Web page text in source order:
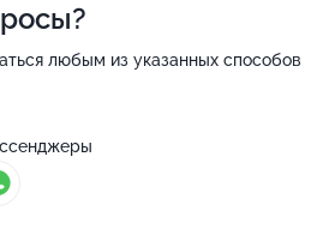
любым из указанных способов